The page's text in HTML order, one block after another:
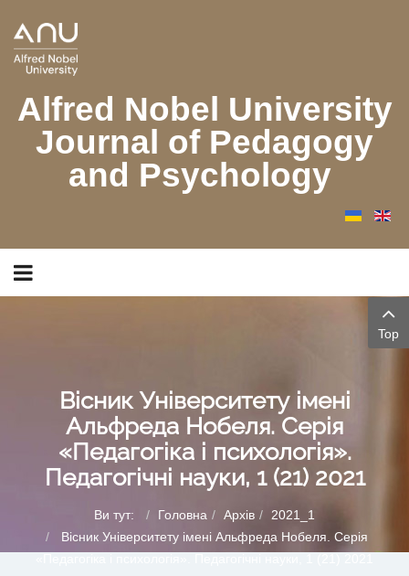
Alfred Nobel University
Journal of Pedagogy
and Psychology
Вісник Університету імені
Альфреда Нобеля. Серія
«Педагогіка і психологія».
Педагогічні науки, 1 (21) 2021
Ви тут: Головна Архів
2021_1
Вісник Університету імені Альфреда Нобеля. Серія
Top